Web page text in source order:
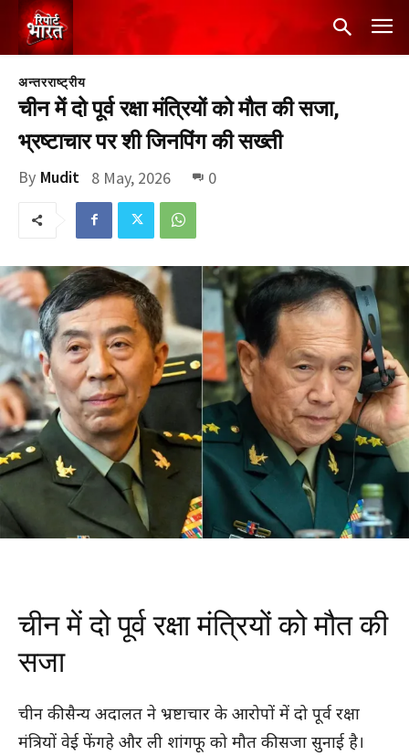
अन्तरराष्ट्रीय
चीन में दो पूर्व रक्षा मंत्रियों को मौत की सजा,
भ्रष्टाचार पर शी जिनपिंग की सख्ती
By Mudit 8 May, 2026 0
चीन में दो पूर्व रक्षा मंत्रियों को मौत की
सजा
चीन की सैन्य अदालत ने भ्रष्टाचार के आरोपों में दो पूर्व रक्षा
मंत्रियों वेई फेंगहे और ली शांगफू को मौत की सजा सुनाई है।